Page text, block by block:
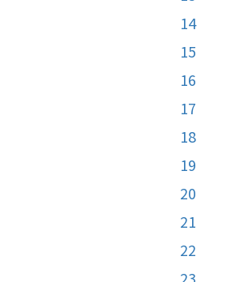
14
15
16
17
18
19
20
21
22